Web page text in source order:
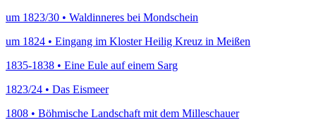
um 1823/30 • Waldinneres bei Mondschein
um 1824 • Eingang im Kloster Heilig Kreuz in Meißen
1835-1838 • Eine Eule auf einem Sarg
1823/24 • Das Eismeer
1808 • Böhmische Landschaft mit dem Milleschauer